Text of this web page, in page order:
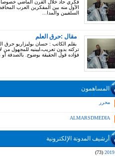
فكري حاد خلال القرن الماضي
الأول منه بين المفكرين العرب
السلفيين والمدا...
مقال :حرق العلم
بقلم الكاتب : حسان بوليزاريو حرق
تركته بدون تعريب،ليبنيه للمجهول من
فؤاده قول الحقيقة بوضوح. بالصدفة أو
المساهمون
محرر
ALMARSDMEDIA
أرشيف المدونة الإلكترونية
2019
(73)